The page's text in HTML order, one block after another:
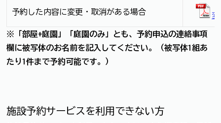
予約した内容に変更・取消がある場合
※「部屋+庭園」「庭園のみ」とも、予約申込の連絡事項
欄に被写体のお名前を記入してください。（被写体1組あ
たり1件まで予約可能です。）
施設予約サービスを利用できない方